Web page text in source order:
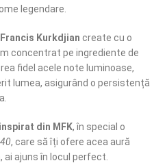
legendare.
Kurkdjian create cu o
concentrat pe ingrediente de
fidel acele note luminoase,
lumea, asigurând o persistență
din MFK, în special o
, care să îți ofere acea aură
ajuns în locul perfect.